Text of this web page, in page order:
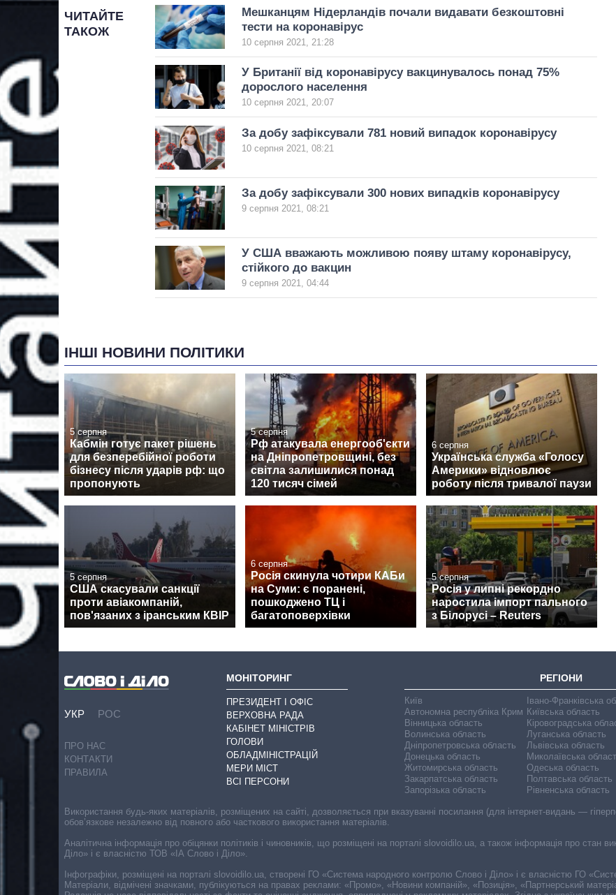
ЧИТАЙТЕ
ТАКОЖ
Мешканцям Нідерландів почали видавати безкоштовні
тести на коронавірус
10 серпня 2021, 21:28
У Британії від коронавірусу вакцинувалось понад 75%
дорослого населення
10 серпня 2021, 20:07
За добу зафіксували 781 новий випадок коронавірусу
10 серпня 2021, 08:21
За добу зафіксували 300 нових випадків коронавірусу
9 серпня 2021, 08:21
У США вважають можливою появу штаму коронавірусу,
стійкого до вакцин
9 серпня 2021, 04:44
ІНШІ НОВИНИ ПОЛІТИКИ
5 серпня
Кабмін готує пакет рішень
для безперебійної роботи
бізнесу після ударів рф: що
пропонують
5 серпня
Рф атакувала енергооб'єкти
на Дніпропетровщині, без
світла залишилися понад
120 тисяч сімей
6 серпня
Українська служба «Голосу
Америки» відновлює
роботу після тривалої паузи
5 серпня
США скасували санкції
проти авіакомпаній,
пов'язаних з іранським КВІР
6 серпня
Росія скинула чотири КАБи
на Суми: є поранені,
пошкоджено ТЦ і
багатоповерхівки
5 серпня
Росія у липні рекордно
наростила імпорт пального
з Білорусі – Reuters
УКР РОС
ПРО НАС
КОНТАКТИ
ПРАВИЛА
МОНІТОРИНГ
ПРЕЗИДЕНТ І ОФІС
ВЕРХОВНА РАДА
КАБІНЕТ МІНІСТРІВ
ГОЛОВИ
ОБЛАДМІНІСТРАЦІЙ
МЕРИ МІСТ
ВСІ ПЕРСОНИ
РЕГІОНИ
Київ
Автономна республіка Крим
Вінницька область
Волинська область
Дніпропетровська область
Донецька область
Житомирська область
Закарпатська область
Запорізька область
Івано-Франківська
Київська область
Кіровоградська
Луганська область
Львівська область
Миколаївська
Одеська область
Полтавська область
Рівненська область
Використання будь-яких матеріалів, розміщених на сайті, дозволяється при вказуванні посилання (для інтернет-видань —
обов’язкове незалежно від повного або часткового використання матеріалів.
Аналітична інформація про обіцянки політиків і чиновників, що розміщені на порталі slovoidilo.ua, а також інформація про стан
Діло» і є власністю ТОВ «ІА Слово і Діло».
Інфографіки, розміщені на порталі slovoidilo.ua, створені ГО «Система народного контролю Слово і Діло» і є власністю ГО
Матеріали, відмічені значками, публікуються на правах реклами: «Промо», «Новини компаній», «Позиція», «Партнерський